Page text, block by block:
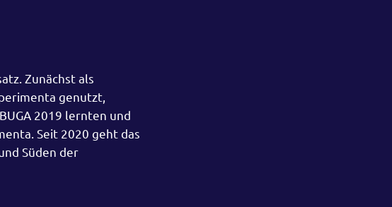
Zunächst als
genutzt,
2019 lernten und
Seit 2020 geht das
Süden der